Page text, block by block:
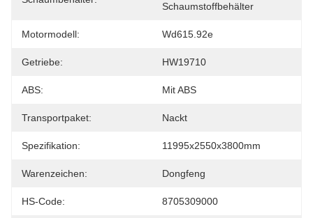
Schaumstoffbehälter
Motormodell: Wd615.92e
Getriebe: HW19710
ABS: Mit ABS
Transportpaket: Nackt
Spezifikation: 11995x2550x3800mm
Warenzeichen: Dongfeng
HS-Code: 8705309000